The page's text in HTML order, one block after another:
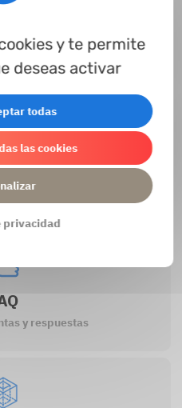
de contacto
y respuestas
y te permite
deseas activar
todas
las cookies
privacidad